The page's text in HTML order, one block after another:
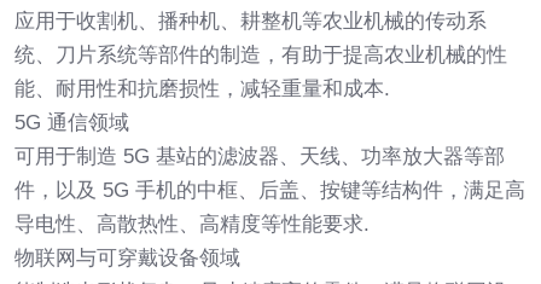
应用于收割机、播种机、耕整机等农业机械的传动系
统、刀片系统等部件的制造，有助于提高农业机械的性
能、耐用性和抗磨损性，减轻重量和成本.
5G 通信领域
可用于制造 5G 基站的滤波器、天线、功率放大器等部
件，以及 5G 手机的中框、后盖、按键等结构件，满足高
导电性、高散热性、高精度等性能要求.
物联网与可穿戴设备领域